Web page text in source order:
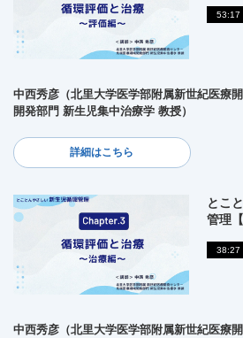
53:17
中西秀彦（北里大学医学部附属新世紀医療
開発部門 新生児集中治療学 教授）
詳細はこちら
とこ
管理【
38:27
中西秀彦（北里大学医学部附属新世紀医療